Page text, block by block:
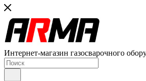
Интернет-магазин газосварочного